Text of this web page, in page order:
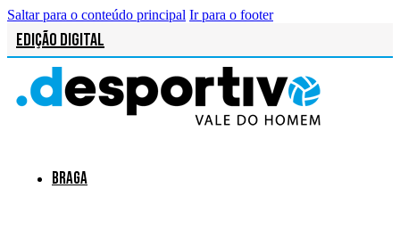
Saltar para o conteúdo principal Ir para o footer
Edição Digital
Braga